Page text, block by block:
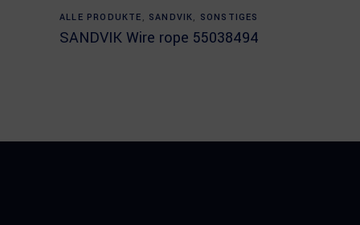
Read more
ALLE PRODUKTE , SANDVIK, SONSTIGES
SANDVIK Wire rope 55038494